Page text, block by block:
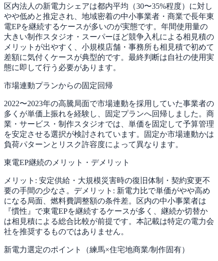
区内法人の新電力シェアは都内平均（30〜35%程度）に対し
やや低めと推定され、地域密着の中小事業者・商業で長年東
電EPを継続するケースが多いのが実態です。年間使用量の
大きい制作スタジオ・スーパーほど競争入札による相見積の
メリットが出やすく、小規模店舗・事務所も相見積で初めて
差額に気付くケースが典型的です。最終判断は自社の使用実
態に即して行う必要があります。
市場連動プランからの固定回帰
2022〜2023年の高騰局面で市場連動を採用していた事業者の
多くが単価上振れを経験し、固定プランへ回帰しました。商
業・サービス・制作スタジオでは、単価を固定して予算管理
を安定させる選択が検討されています。固定か市場連動かは
負荷パターンとリスク許容度によって異なります。
東電EP継続のメリット・デメリット
メリット: 安定供給・大規模災害時の復旧体制・契約変更不
要の手間の少なさ。デメリット: 新電力比で単価がやや高め
になる局面、燃料費調整額の条件差。区内の中小事業者は
『慣性』で東電EPを継続するケースが多く、継続か切替か
は相見積による総合比較が前提です。本記載は特定の電力会
社を推奨するものではありません。
新電力選定のポイント（練馬×住宅地商業/制作固有）